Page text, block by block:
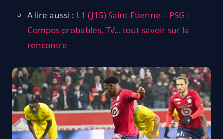
A lire aussi : L1 (J15) Saint-Etienne – PSG :
Compos probables, TV… tout savoir sur la
rencontre